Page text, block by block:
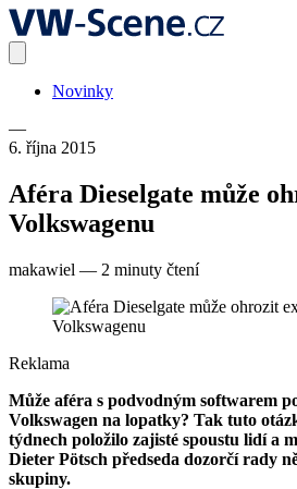
Novinky
—
6. října 2015
Aféra Dieselgate může
Volkswagenu
makawiel — 2 minuty čtení
Reklama
Může aféra s podvodným softwarem
Volkswagen na lopatky? Tak tuto
týdnech položilo zajisté spoustu lidí a
Dieter Pötsch předseda dozorčí rady
skupiny.